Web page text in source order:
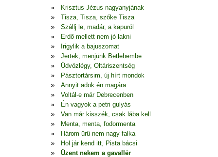
Krisztus Jézus nagyanyjának
Tisza, Tisza, szőke Tisza
Szállj le, madár, a kapuról
Erdő mellett nem jó lakni
Irigylik a bajuszomat
Jertek, menjünk Betlehembe
Üdvözlégy, Oltáriszentség
Pásztortársim, új hírt mondok
Annyit adok én magára
Voltál-e már Debrecenben
Én vagyok a petri gulyás
Van már kisszék, csak lába kell
Menta, menta, fodormenta
Három ürü nem nagy falka
Hol jár kend itt, Pista bácsi
Üzent nekem a gavallér